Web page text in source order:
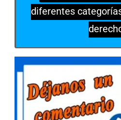
diferentes